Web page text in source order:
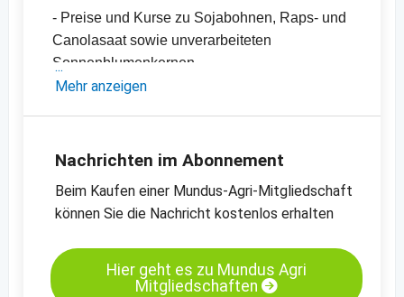
- Preise und Kurse zu Sojabohnen, Raps- und
Canolasaat sowie unverarbeiteten
Sonnenblumenkernen
- Sojaschrot-, Canola- und Rapsschrot- sowie
- Einschätzungen und Meinungen des
- Offizielle Ernteschätzungen
- Preischarts, Erntebilanzen und Import- und
Kassamarkt - Sojaschrot LP - Hamburg
Mehr anzeigen
Nachrichten im Abonnement
Beim Kaufen einer Mundus-Agri-Mitgliedschaft
können Sie die Nachricht kostenlos erhalten
Hier geht es zu Mundus Agri
Mitgliedschaften